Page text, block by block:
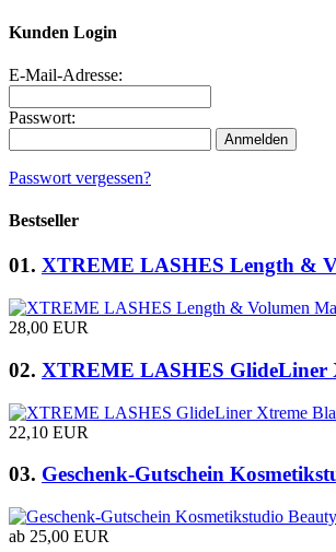
Kunden Login
E-Mail-Adresse:
Passwort:
Anmelden
Passwort vergessen?
Bestseller
01. XTREME LASHES Length &
28,00 EUR
02. XTREME LASHES GlideLiner
22,10 EUR
03. Geschenk-Gutschein
ab 25,00 EUR